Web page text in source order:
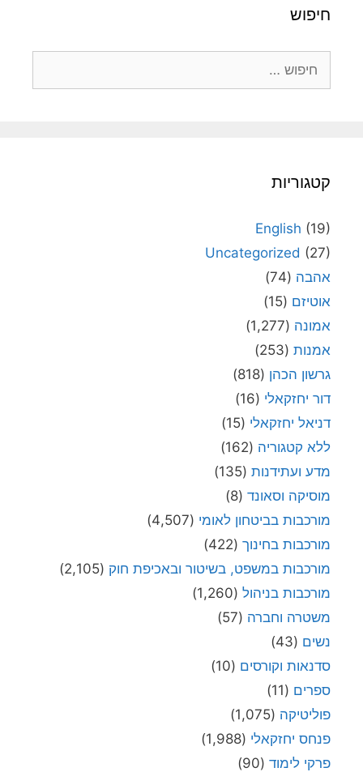
חיפוש
קטגוריות
English (19)
Uncategorized (27)
אהבה (74)
אוטיזם (15)
אמונה (1,277)
אמנות (253)
גרשון הכהן (818)
דור יחזקאלי (16)
דניאל יחזקאלי (15)
ללא קטגוריה (162)
מדע ועתידנות (135)
מוסיקה וסאונד (8)
מורכבות בביטחון לאומי (4,507)
מורכבות בחינוך (422)
מורכבות במשפט, בשיטור ובאכיפת חוק (2,105)
מורכבות בניהול (1,260)
משטרה וחברה (57)
נשים (43)
סדנאות וקורסים (10)
ספרים (11)
פוליטיקה (1,075)
פנחס יחזקאלי (1,988)
פרקי לימוד (90)